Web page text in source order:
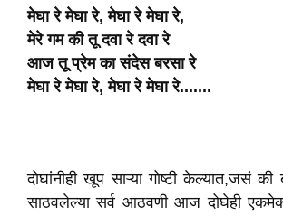
मेघा रे मेघा रे, मेघा रे मेघा रे,
मेरे गम की तू दवा रे दवा रे
आज तू प्रेम का संदेस बरसा रे
मेघा रे मेघा रे, मेघा रे मेघा रे.......
दोघांनीही खूप साऱ्या गोष्टी केल्यात,जसं
साठवलेल्या सर्व आठवणी आज दोघेही